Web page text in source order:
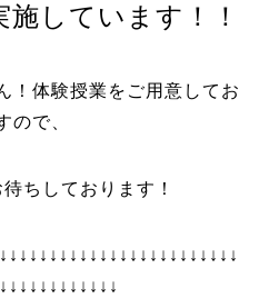
施しています！！
！体験授業をご用意してお
ので、
ちしております！